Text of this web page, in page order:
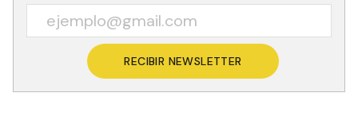
RECIBIR NEWSLETTER